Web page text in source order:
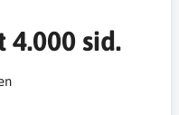
4.000 sid.